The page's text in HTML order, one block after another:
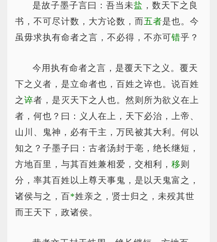
是故子墨子言曰：吾当未盐 ，数天下之良
书，不可尽计数，大方论数，而五者是也。今
虽毋求执有命者之言，不必得，不亦可错乎？
今用执有命者之言，是覆天下之义。覆天
下之义者，是立命者也，百姓之谇也。说百姓
之 谇者，是灭天下之人也。然则所为欲义在上
者，何也？曰：义人在上，天下必治，上帝、
山川、鬼神，必有干主，万民被其大利。何以
知之？子墨子曰：古者汤封于亳，绝长继短，
方地百里，与其百姓兼相爱，交相利， 移 则
分，率其百姓以上尊天事鬼，是以天鬼富之，
诸侯与之，百*姓亲之，贤士归之，未殁其世
而王天下，政诸侯。